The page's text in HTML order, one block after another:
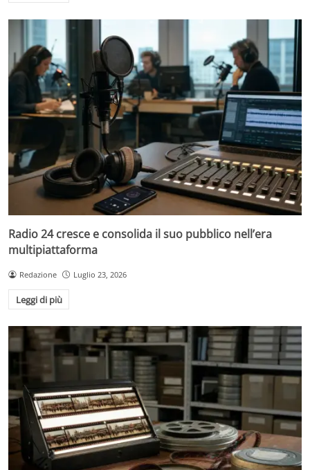
Radio 24 cresce e consolida il suo pubblico nell’era
multipiattaforma
Redazione Luglio 23, 2026
Leggi di più